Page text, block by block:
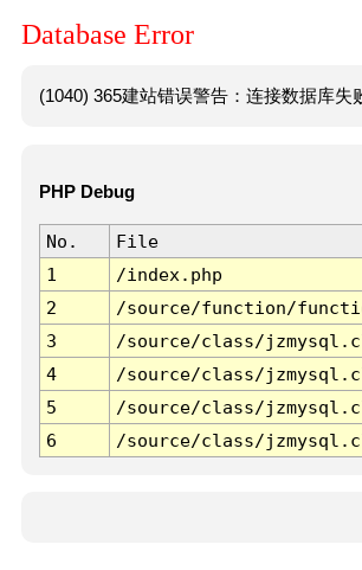
Database Error
(1040) 365建站错误警告：连接数据库失
PHP Debug
No. File
1
/index.php
2
/source/function/
3
/source/class/
4
/source/class/
5
/source/class/
6
/source/class/